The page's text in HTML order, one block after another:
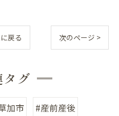
戻る 次のページ >
タグ
加市 #産前産後